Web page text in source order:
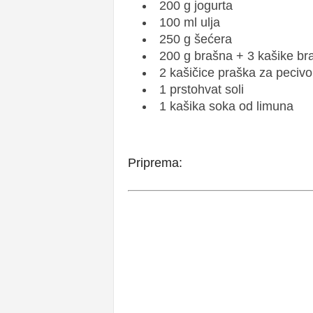
200 g jogurta
100 ml ulja
250 g šećera
200 g brašna + 3 kašike
2 kašičice praška za pecivo
1 prstohvat soli
1 kašika soka od limuna
Priprema: